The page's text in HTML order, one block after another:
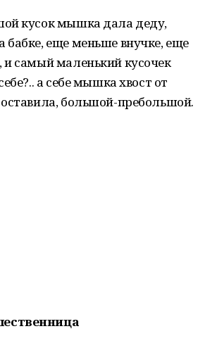
кусок мышка дала деду,
еще меньше внучке, еще
самый маленький кусочек
а себе мышка хвост от
большой-пребольшой.